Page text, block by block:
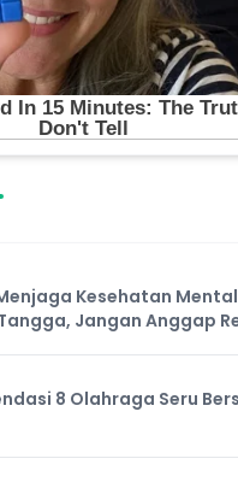
Kesehatan
Jangan Anggap
8 Olahraga Seru